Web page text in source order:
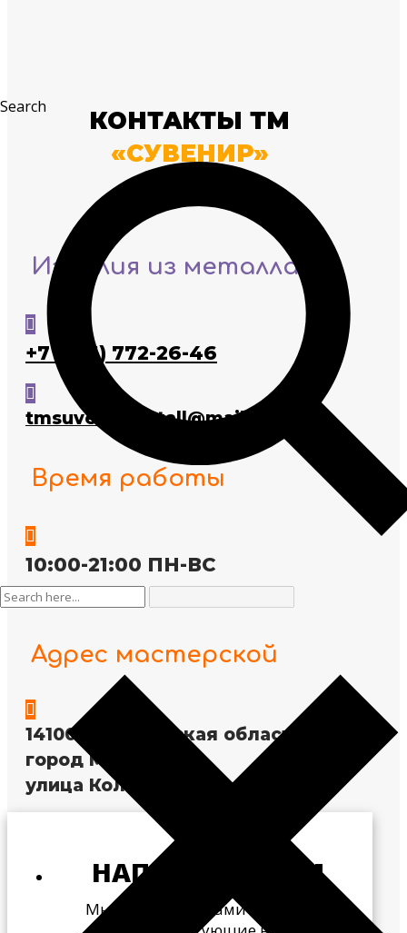
Search
КОНТАКТЫ ТМ
«СУВЕНИР»
Изделия из металла

+7 (925) 772-26-46

tmsuvenir.metall@mail.ru
Время работы

10:00-21:00 ПН-ВС
Адрес мастерской

141009, Московская область,
город Мытищи,
улица Колонцова 5
НАПИШИТЕ НАМ
Мы свяжемся с Вами и ответим